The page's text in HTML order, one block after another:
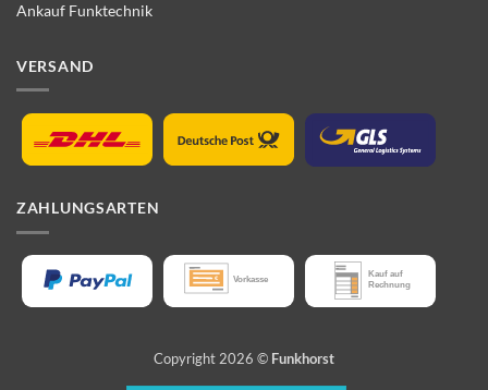
Ankauf Funktechnik
VERSAND
ZAHLUNGSARTEN
Copyright 2026 © Funkhorst